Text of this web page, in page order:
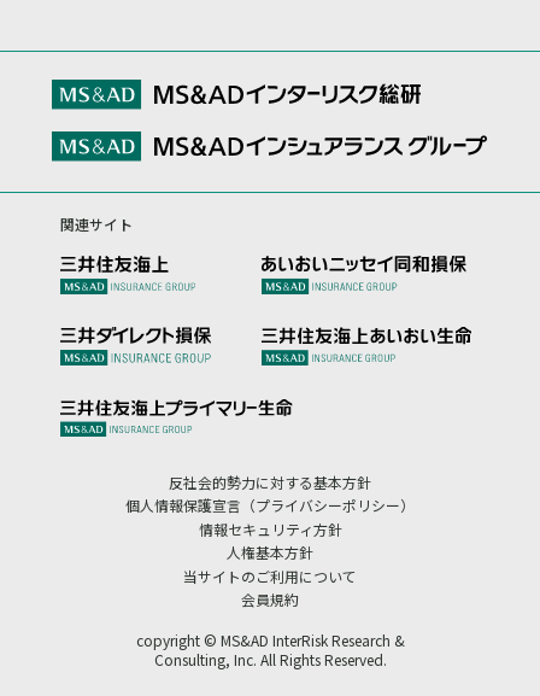
関連サイト
反社会的勢力に対する基本方針
個人情報保護宣言（プライバシーポリシー）
情報セキュリティ方針
人権基本方針
当サイトのご利用について
会員規約
copyright © MS&AD InterRisk Research &
Consulting, Inc. All Rights Reserved.